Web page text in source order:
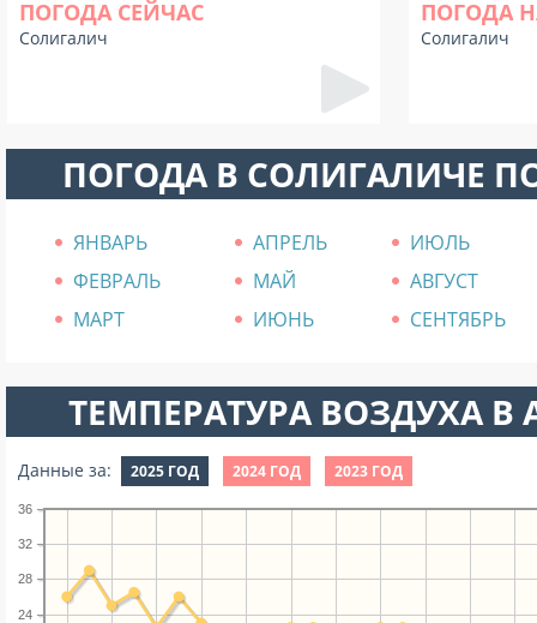
ПОГОДА СЕЙЧАС
Солигалич
ПОГОДА
Солигалич
ПОГОДА В СОЛИГАЛИЧЕ
ЯНВАРЬ АПРЕЛЬ
ИЮЛЬ
ФЕВРАЛЬ
МАЙ
АВГУСТ
МАРТ
ИЮНЬ СЕНТЯБРЬ
ТЕМПЕРАТУРА ВОЗДУХА В
Данные за: 2025 ГОД 2024 ГОД 2023 ГОД
24
28
32
36